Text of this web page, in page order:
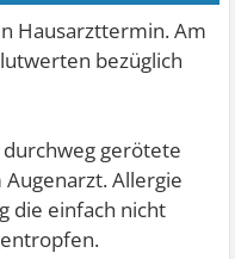
Hausarzttermin. Am
bezüglich
durchweg gerötete
Allergie
die einfach nicht